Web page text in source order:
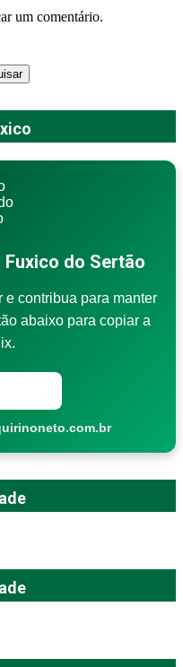
um comentário.
do Sertão
e contribua para manter
abaixo para copiar a